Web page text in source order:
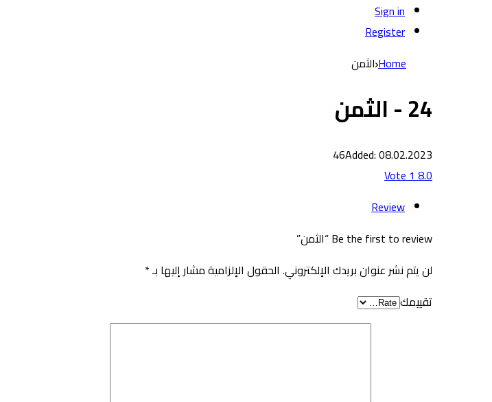
Sign in
Register
Home الثمن
24 - الثمن
46Added: 08.02.2023
8.0
1
Vote
Review
Be the first to review “الثمن”
لن يتم نشر عنوان بريدك الإلكتروني. الحقول الإلزامية مشار إليها بـ*
تقييمك